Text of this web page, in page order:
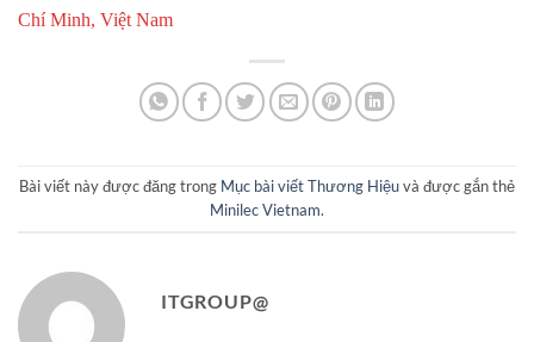
Chí Minh, Việt Nam
Bài viết này được đăng trong Mục bài viết Thương Hiệuvà được gắn thẻ
Minilec Vietnam.
ITGROUP@